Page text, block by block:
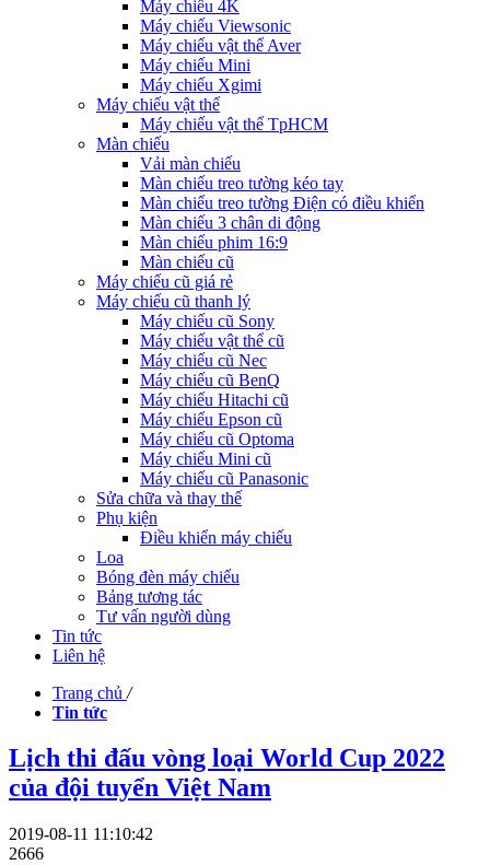
Máy chiếu 4K
Máy chiếu Viewsonic
Máy chiếu vật thể Aver
Máy chiếu Mini
Máy chiếu Xgimi
Máy chiếu vật thể
Máy chiếu vật thể TpHCM
Màn chiếu
Vải màn chiếu
Màn chiếu treo tường kéo tay
Màn chiếu treo tường Điện có điều khiển
Màn chiếu 3 chân di động
Màn chiếu phim 16:9
Màn chiếu cũ
Máy chiếu cũ giá rẻ
Máy chiếu cũ thanh lý
Máy chiếu cũ Sony
Máy chiếu vật thể cũ
Máy chiếu cũ Nec
Máy chiếu cũ BenQ
Máy chiếu Hitachi cũ
Máy chiếu Epson cũ
Máy chiếu cũ Optoma
Máy chiếu Mini cũ
Máy chiếu cũ Panasonic
Sửa chữa và thay thế
Phụ kiện
Điều khiển máy chiếu
Loa
Bóng đèn máy chiếu
Bảng tương tác
Tư vấn người dùng
Tin tức
Liên hệ
Trang chủ /
Tin tức
Lịch thi đấu vòng loại World Cup 2022
của đội tuyển Việt Nam
2019-08-11 11:10:42
2666